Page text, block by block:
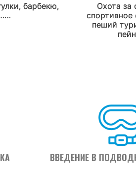
барбекю,
Охота за
спортивное
пеший
ВВЕДЕНИЕ В